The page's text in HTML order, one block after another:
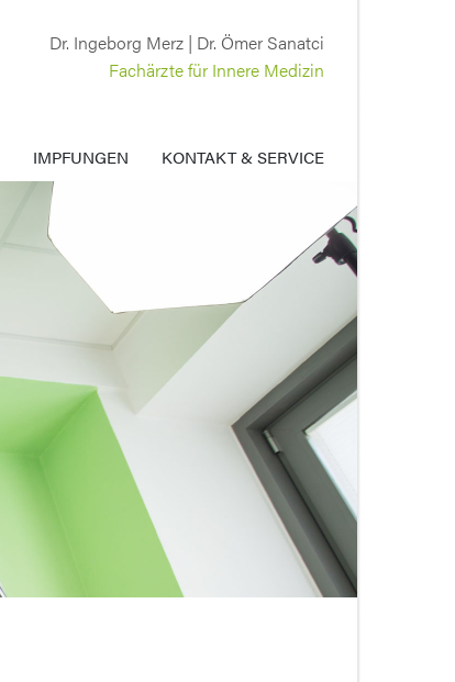
Dr. Ingeborg Merz | Dr. Ömer Sanatci
Fachärzte für Innere Medizin
IMPFUNGEN KONTAKT & SERVICE